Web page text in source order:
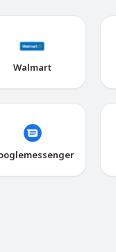
Walmart